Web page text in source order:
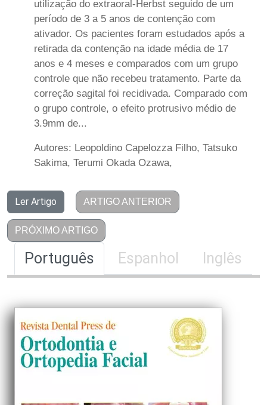
utilização do extraoral-Herbst seguido de um
período de 3 a 5 anos de contenção com
ativador. Os pacientes foram estudados após a
retirada da contenção na idade média de 17
anos e 4 meses e comparados com um grupo
controle que não recebeu tratamento. Parte da
correção sagital foi recidivada. Comparado com
o grupo controle, o efeito protrusivo médio de
3.9mm de...
Autores: Leopoldino Capelozza Filho, Tatsuko
Sakima, Terumi Okada Ozawa,
Ler Artigo ARTIGO ANTERIOR
PRÓXIMO ARTIGO
Português Espanhol Inglês